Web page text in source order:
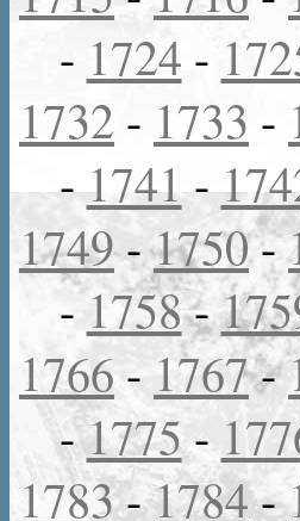
- 1724 -
1732 - 1733 -
-1741-
1749-1750-
-1758-
1766- 1767-
-1775-
1783-1784-